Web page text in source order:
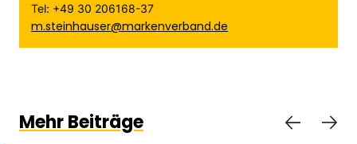
Tel: +49 30 206168-37
m.steinhauser@markenverband.de
Mehr Beiträge